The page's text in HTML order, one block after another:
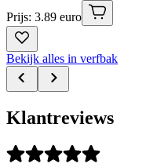
Prijs: 3.89 euro
Bekijk alles in verfbak
Klantreviews